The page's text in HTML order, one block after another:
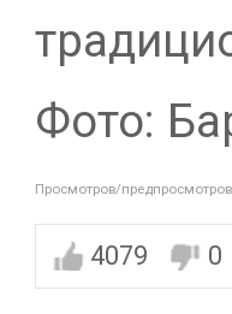
Фото:
Просмотров/
4079 0